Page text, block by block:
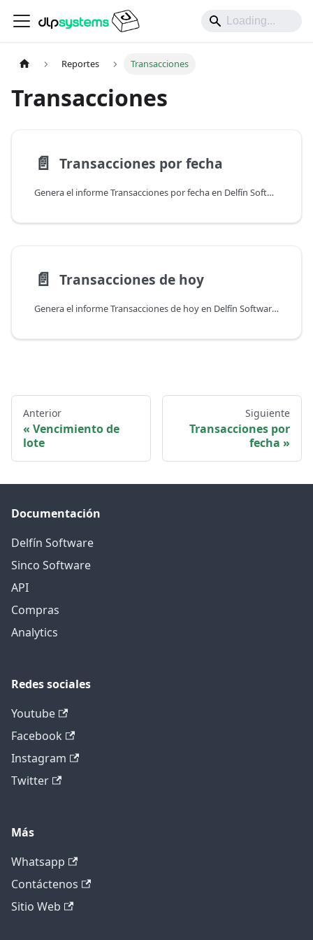
Reportes Transacciones
Transacciones
📄️ Transacciones por fecha
Genera el informe Transacciones por fecha en Delfín Software para controlar movimientos, auditar operaciones y gestionar inventarios de manera eficiente.
📄️ Transacciones de hoy
Genera el informe Transacciones de hoy en Delfín Software para controlar movimientos diarios, conciliar operaciones y supervisar inventarios en tiempo real.
Anterior
Vencimiento de
lote
Siguiente
Transacciones por
fecha
Documentación
Delfín Software
Sinco Software
API
Compras
Analytics
Redes sociales
Youtube
Facebook
Instagram
Twitter
Más
Whatsapp
Contáctenos
Sitio Web